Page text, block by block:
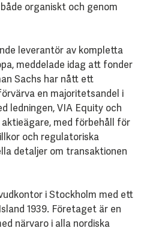
organiskt och genom
leverantör av kompletta
meddelade idag att fonder
Sachs har nått ett
en majoritetsandel i
ledningen, VIA Equity och
med förbehåll för
och regulatoriska
detaljer om transaktionen
i Stockholm med ett
1939. Företaget är en
närvaro i alla nordiska